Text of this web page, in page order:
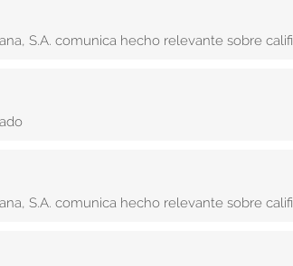
S.A. comunica hecho relevante sobre
S.A. comunica hecho relevante sobre